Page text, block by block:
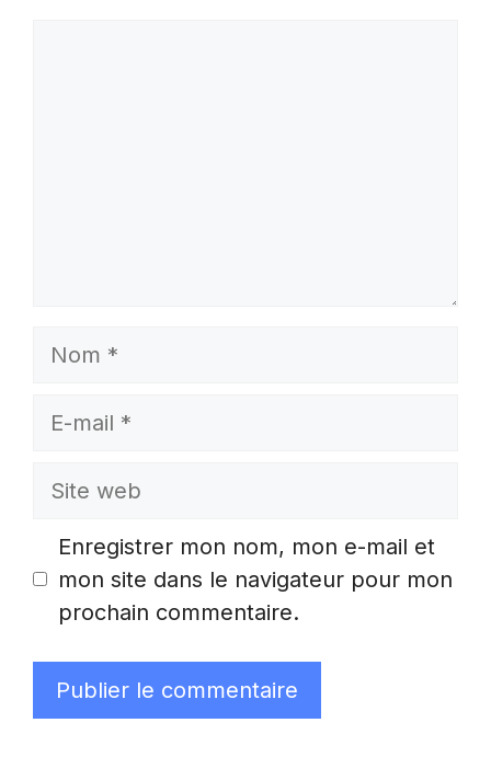
Nom
E-
Site
Enregistrer mon nom, mon e-mail et
mon site dans le navigateur pour mon
prochain commentaire.